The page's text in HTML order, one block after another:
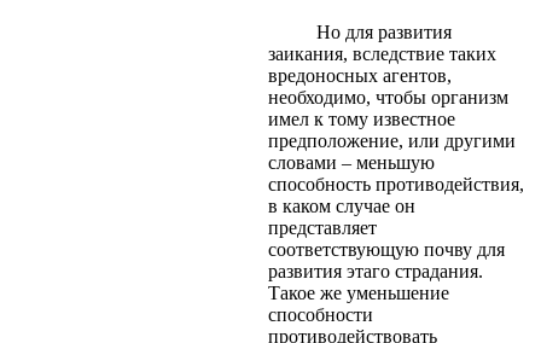
Но для развития
заикания, вследствие таких
вредоносных агентов,
необходимо, чтобы организм
имел к тому известное
предположение, или другими
словами – меньшую
способность противодействия,
в каком случае он
представляет
соответствующую почву для
развития этаго страдания.
Такое же уменьшение
способности
противодействовать